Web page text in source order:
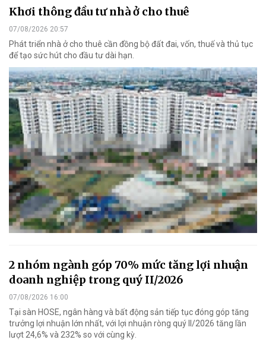
Khơi thông đầu tư nhà ở cho thuê
07/08/2026 20:57
Phát triển nhà ở cho thuê cần đồng bộ đất đai, vốn, thuế và thủ tục
để tạo sức hút cho đầu tư dài hạn.
2 nhóm ngành góp 70% mức tăng lợi nhuận
doanh nghiệp trong quý II/2026
07/08/2026 16:00
Tại sàn HOSE, ngân hàng và bất động sản tiếp tục đóng góp tăng
trưởng lợi nhuận lớn nhất, với lợi nhuận ròng quý II/2026 tăng lần
lượt 24,6% và 232% so với cùng kỳ.